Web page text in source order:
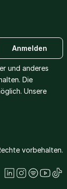
und anderes
Die
Unsere
vorbehalten.